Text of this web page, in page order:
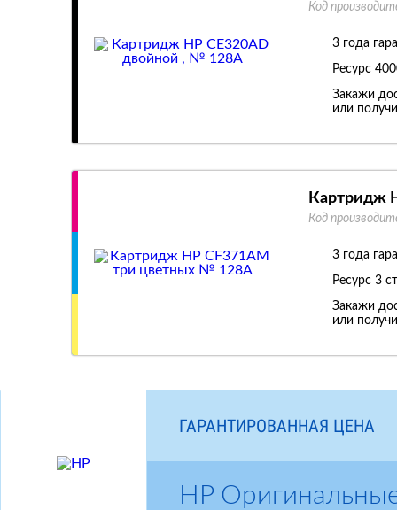
Код
3 года
Ресурс
Закажи
или
Картридж
Код
3 года
Ресурс 3
Закажи
или
ГАРАНТИРОВАННАЯ ЦЕНА
HP